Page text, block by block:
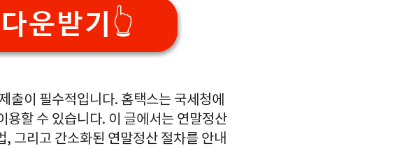
운받기👆
출이 필수적입니다. 홈택스는 국세청에
용할 수 있습니다. 이 글에서는 연말정산
그리고 간소화된 연말정산 절차를 안내